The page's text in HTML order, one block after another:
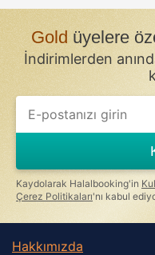
Goldüyelere
İndirimlerden
Kaydolarak Halalbooking'in
Çerez Politikaları'nı kabul
Hakkımızda